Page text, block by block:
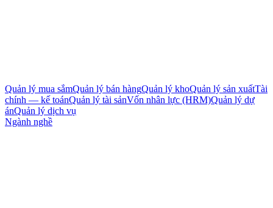
Quản lý mua sắmQuản lý bán hàngQuản lý khoQuản lý sản xuấtTài
chính — kế toánQuản lý tài sảnVốn nhân lực (HRM)Quản lý dự
ánQuản lý dịch vụ
Ngành nghề